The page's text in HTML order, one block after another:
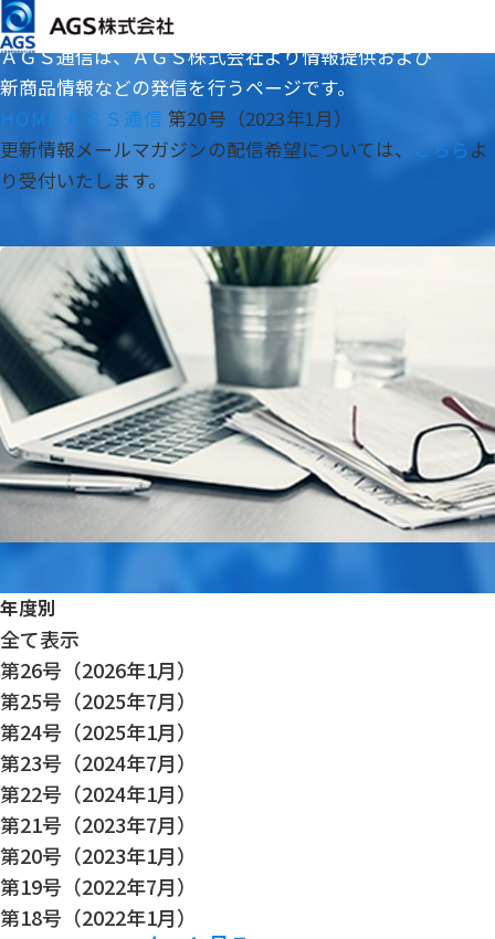
メインコンテンツまでスキップ
BULLETIN
ＡＧＳ通信
ＡＧＳ通信は、ＡＧＳ株式会社より情報提供および
新商品情報などの発信を行うページです。
HOME ＡＧＳ通信 第20号（2023年1月）
更新情報メールマガジンの配信希望については、 こちら よ
り受付いたします。
年度別
全て表示
第26号（2026年1月）
第25号（2025年7月）
第24号（2025年1月）
第23号（2024年7月）
第22号（2024年1月）
第21号（2023年7月）
第20号（2023年1月）
第19号（2022年7月）
第18号（2022年1月）